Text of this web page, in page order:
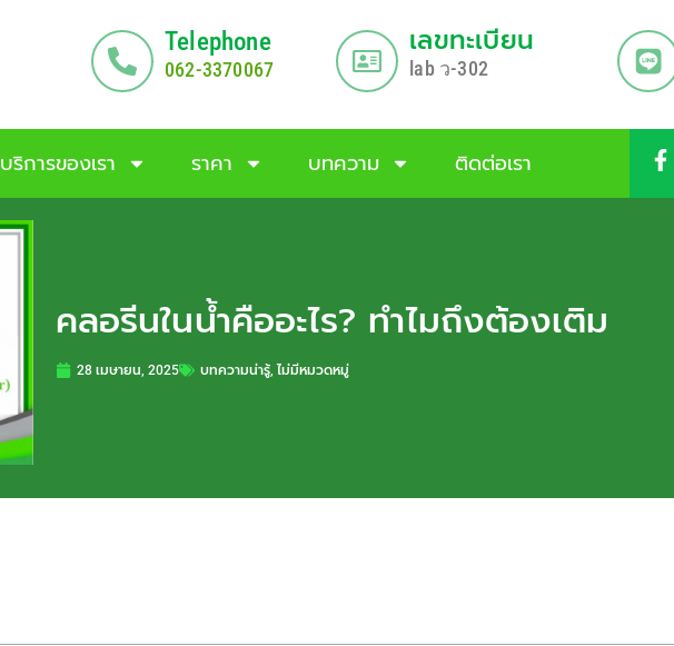
Telephone
062-3370067
เลขทะเบียน
lab ว-302
บริการของเรา ราคา บทความ ติดต่อเรา
คลอรีนในน้ำคืออะไร? ทำไมถึงต้องเติม
28 เมษายน, 2025 บทความน่ารู้, ไม่มีหมวดหมู่